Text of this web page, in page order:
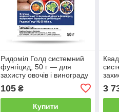
Ридоміл Голд системний
фунгіцид, 50 г — для
захисту овочів і винограду
105₴
Купити
3